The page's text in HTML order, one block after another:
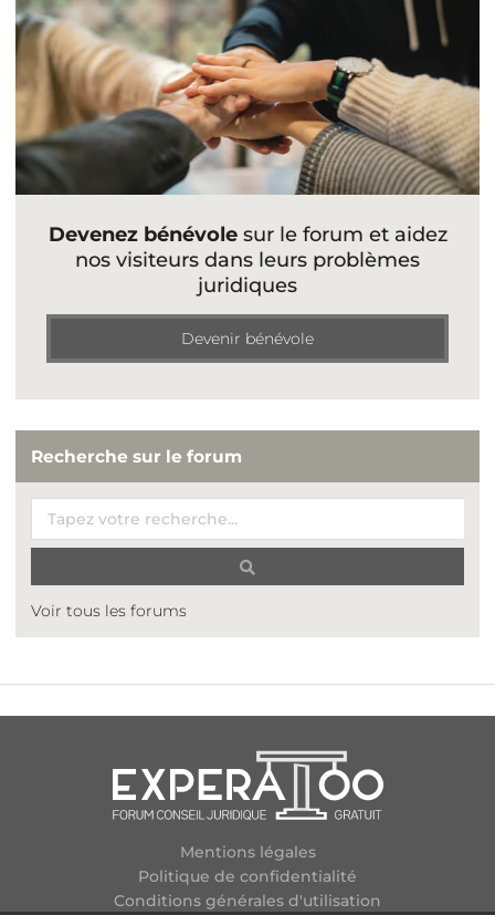
Devenez bénévolesur le forum et aidez
nos visiteurs dans leurs problèmes
juridiques
Devenir bénévole
Recherche sur le forum
Voir tous les forums
Mentions légales
Politique de confidentialité
Conditions générales d'utilisation